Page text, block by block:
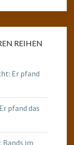
REIHEN
Er pfand
pfand das
Bands im